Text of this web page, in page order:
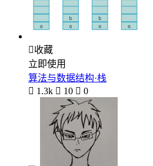
收藏
立即使用
算法与数据结构·栈
 1.3k  10  0